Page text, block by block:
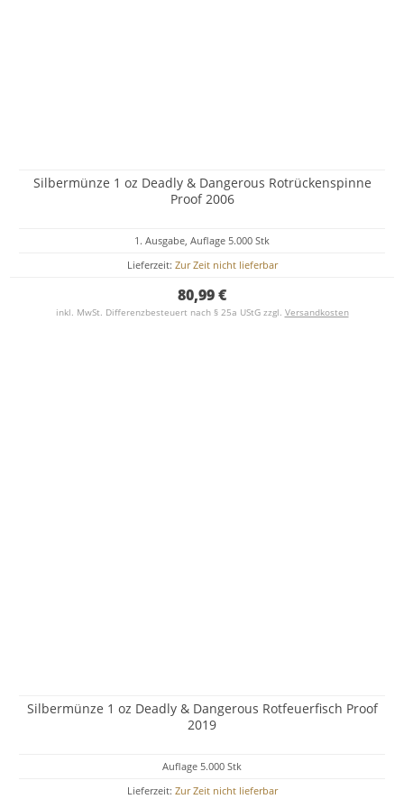
Silbermünze 1 oz Deadly & Dangerous Rotrückenspinne
Proof 2006
1. Ausgabe, Auflage 5.000 Stk
Lieferzeit: Zur Zeit nicht lieferbar
80,99 €
inkl. MwSt. Differenzbesteuert nach § 25a UStG zzgl. Versandkosten
Silbermünze 1 oz Deadly & Dangerous Rotfeuerfisch Proof
2019
Auflage 5.000 Stk
Lieferzeit: Zur Zeit nicht lieferbar